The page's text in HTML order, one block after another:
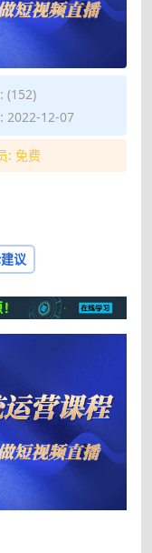
(152)
2022-12-07
: 免费
议